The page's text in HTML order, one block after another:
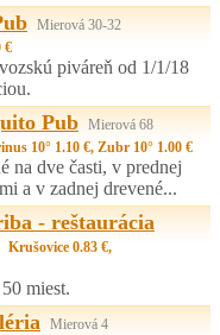
Mierová 30-32
€
piváreň od 1/1/18
Pub Mierová 68
10° 1.10 €, Zubr 10° 1.00 €
na dve časti, v prednej
a v zadnej drevené...
- reštaurácia
Krušovice 0.83 €,
miest.
Mierová 4